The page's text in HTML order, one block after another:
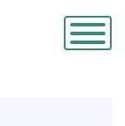
Přepnout
navigaci